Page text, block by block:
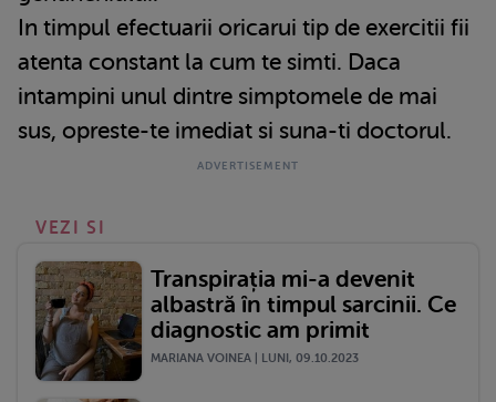
In timpul efectuarii oricarui tip de exercitii fii
atenta constant la cum te simti. Daca
intampini unul dintre simptomele de mai
sus, opreste-te imediat si suna-ti doctorul.
VEZI SI
Transpirația mi-a devenit
albastră în timpul sarcinii. Ce
diagnostic am primit
MARIANA VOINEA | LUNI, 09.10.2023